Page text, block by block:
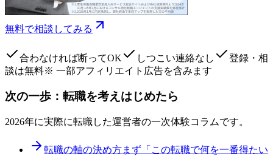
無料で相談してみる
合わなければ断ってOK しつこい連絡なし
登録・相
談は無料※ 一部アフィリエイト広告を含みます
次の一歩：転職を考えはじめたら
2026年に実際に転職した運営者の一次体験コラムです。
転職の軸の決め方まず「この転職で何を一番得たい